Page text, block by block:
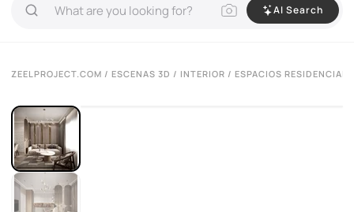
AI Search
ZEELPROJECT.COM / ESCENAS 3D / INTERIOR / ESPACIOS